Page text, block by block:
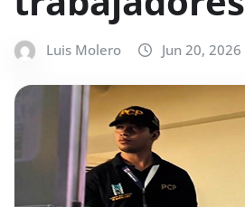
Luis Molero Jun 20, 2026